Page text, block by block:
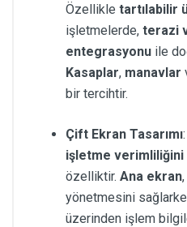
Özellikle tartılabilir
işletmelerde, terazi
entegrasyonu ile
Kasaplar, manavlar
bir tercihtir.
Çift Ekran Tasarımı:
işletme verimliliğini
özelliktir. Ana ekran
yönetmesini
üzerinden işlem